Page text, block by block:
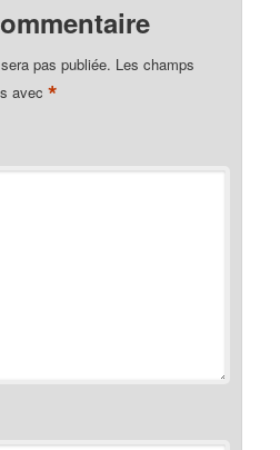
pas publiée. Les champs
avec*